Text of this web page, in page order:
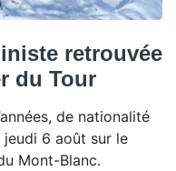
retrouvée
du Tour
de nationalité
6 août sur le
Mont-Blanc.